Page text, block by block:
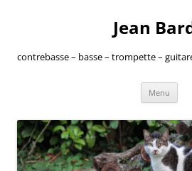
Jean
contrebasse – basse – trompette –
Menu